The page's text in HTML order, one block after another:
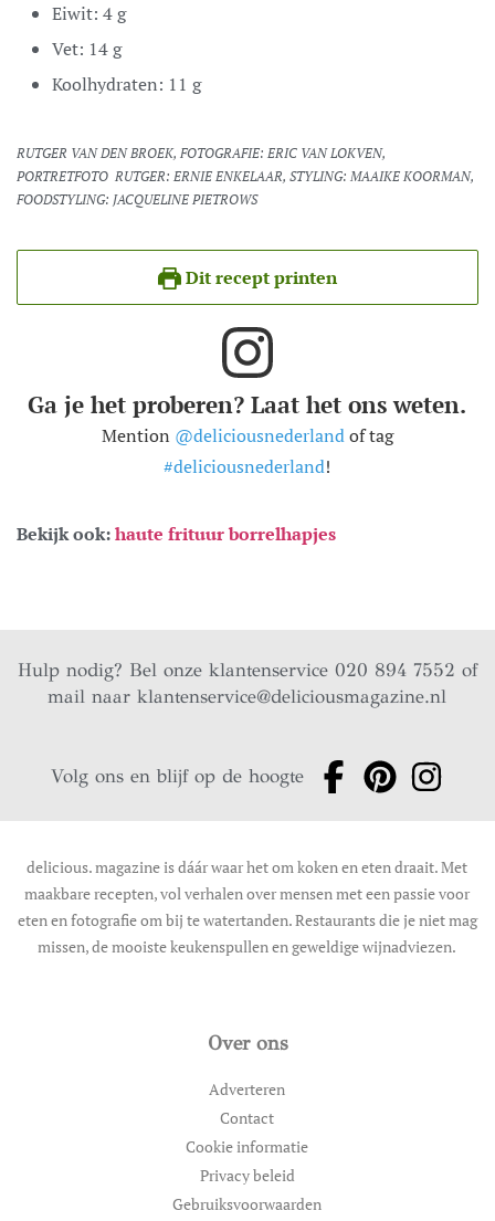
Eiwit: 4g
Vet: 14g
Koolhydraten: 11 g
RUTGER VAN DEN BROEK, FOTOGRAFIE: ERIC VAN LOKVEN,
PORTRETFOTO RUTGER: ERNIE ENKELAAR, STYLING: MAAIKE KOORMAN,
FOODSTYLING: JACQUELINE PIETROWS
Dit recept printen
Ga je het proberen? Laat het ons weten.
Mention @deliciousnederlandof tag
#deliciousnederland!
Bekijk ook:haute frituur borrelhapjes
Hulp nodig? Bel onze klantenservice 020 894 7552 of
mail naarklantenservice@deliciousmagazine.nl
Volg ons en blijf op de hoogte
delicious. magazine is dáár waar het om koken en eten draait. Met
maakbare recepten, vol verhalen over mensen met een passie voor
eten en fotografie om bij te watertanden. Restaurants die je niet mag
missen, de mooiste keukenspullen en geweldige wijnadviezen.
Over ons
Adverteren
Contact
Cookie informatie
Privacy beleid
Gebruiksvoorwaarden